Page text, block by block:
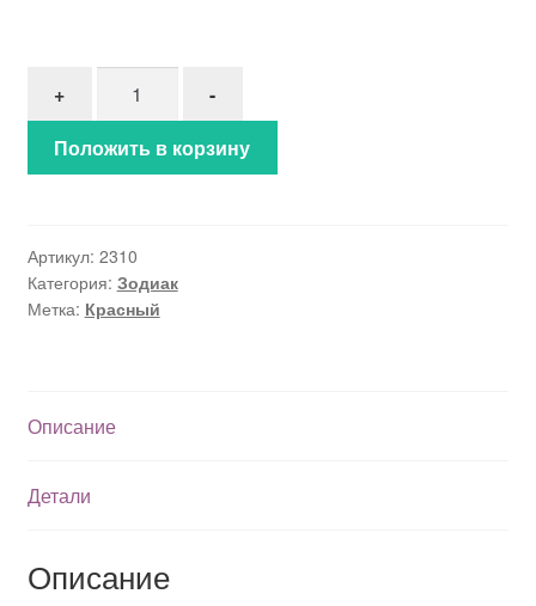
+
-
Положить в корзину
Артикул: 2310
Категория: Зодиак
Метка: Красный
Описание
Детали
Описание